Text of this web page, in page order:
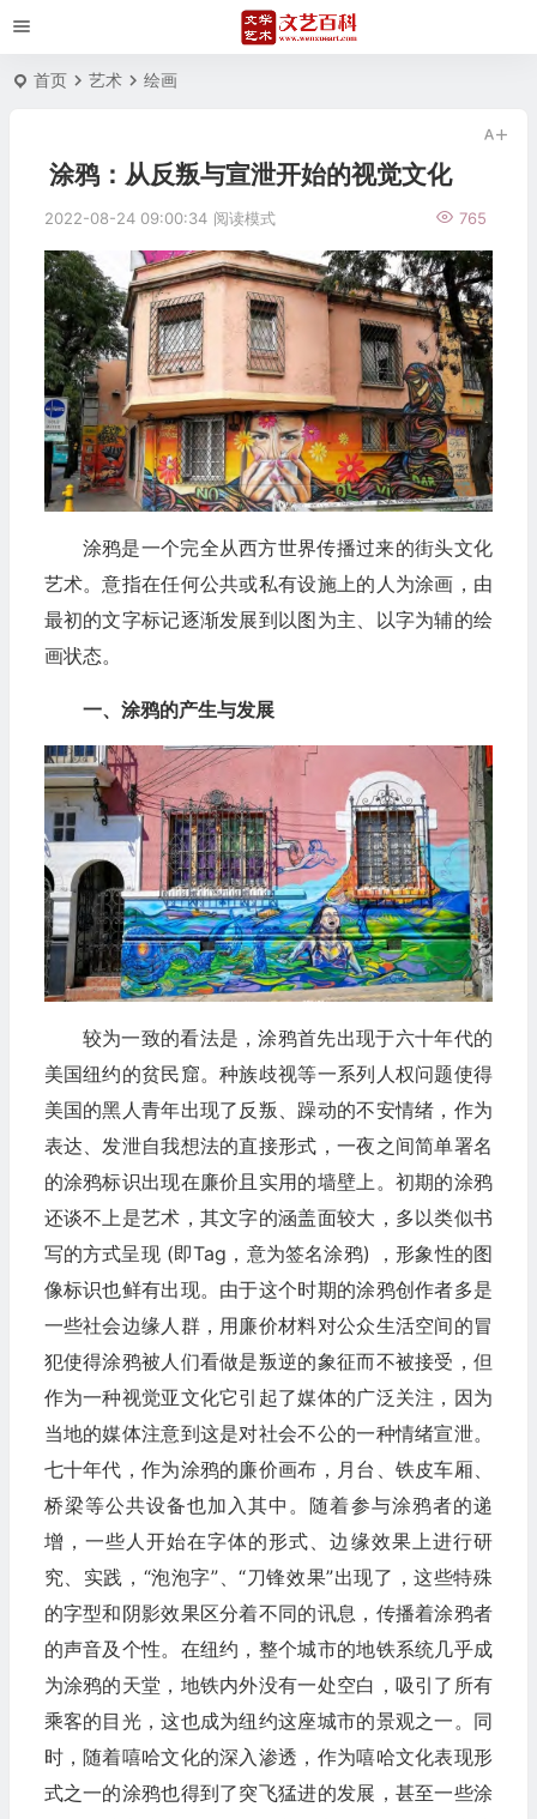
首页 艺术 绘画
涂鸦：从反叛与宣泄开始的视觉文化
2022-08-24 09:00:34 765
阅读模式
涂鸦是一个完全从西方世界传播过来的街头文化
艺术。意指在任何公共或私有设施上的人为涂画，由
最初的文字标记逐渐发展到以图为主、以字为辅的绘
画状态。
一、涂鸦的产生与发展
较为一致的看法是，涂鸦首先出现于六十年代的
美国纽约的贫民窟。种族歧视等一系列人权问题使得
美国的黑人青年出现了反叛、躁动的不安情绪，作为
表达、发泄自我想法的直接形式，一夜之间简单署名
的涂鸦标识出现在廉价且实用的墙壁上。初期的涂鸦
还谈不上是艺术，其文字的涵盖面较大，多以类似书
写的方式呈现 (即Tag，意为签名涂鸦) ，形象性的图
像标识也鲜有出现。由于这个时期的涂鸦创作者多是
一些社会边缘人群，用廉价材料对公众生活空间的冒
犯使得涂鸦被人们看做是叛逆的象征而不被接受，但
作为一种视觉亚文化它引起了媒体的广泛关注，因为
当地的媒体注意到这是对社会不公的一种情绪宣泄。
七十年代，作为涂鸦的廉价画布，月台、铁皮车厢、
桥梁等公共设备也加入其中。随着参与涂鸦者的递
增，一些人开始在字体的形式、边缘效果上进行研
究、实践，“泡泡字”、“刀锋效果”出现了，这些特殊
的字型和阴影效果区分着不同的讯息，传播着涂鸦者
的声音及个性。在纽约，整个城市的地铁系统几乎成
为涂鸦的天堂，地铁内外没有一处空白，吸引了所有
乘客的目光，这也成为纽约这座城市的景观之一。同
时，随着嘻哈文化的深入渗透，作为嘻哈文化表现形
式之一的涂鸦也得到了突飞猛进的发展，甚至一些涂